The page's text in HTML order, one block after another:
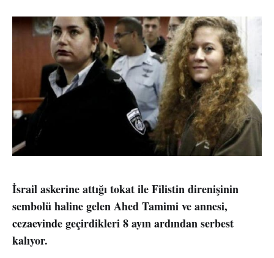
İsrail askerine attığı tokat ile Filistin direnişinin
sembolü haline gelen Ahed Tamimi ve annesi,
cezaevinde geçirdikleri 8 ayın ardından serbest
kalıyor.